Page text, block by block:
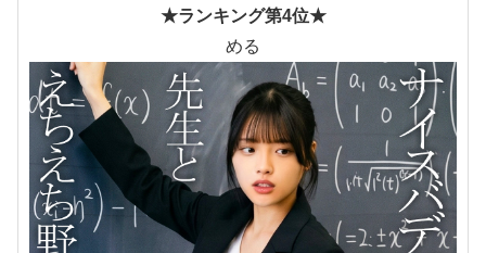
★ランキング第4位★
める